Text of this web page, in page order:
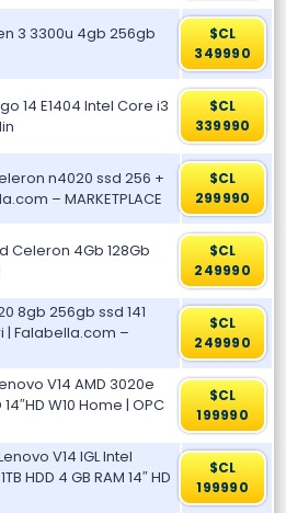
3 3300u 4gb 256gb
$CL
349990
14 E1404 Intel Core i3
$CL
339990
n4020 ssd 256 +
– MARKETPLACE
$CL
299990
Celeron 4Gb 128Gb
$CL
249990
8gb 256gb ssd 141
| Falabella.com –
$CL
249990
V14 AMD 3020e
W10 Home | OPC
$CL
199990
V14 IGL Intel
HDD 4 GB RAM 14″ HD
$CL
199990